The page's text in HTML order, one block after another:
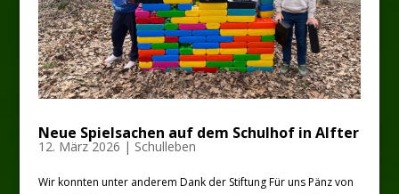
Neue Spielsachen auf dem Schulhof in Alfter
12. März 2026 | Schulleben
Wir konnten unter anderem Dank der Stiftung Für uns Pänz von